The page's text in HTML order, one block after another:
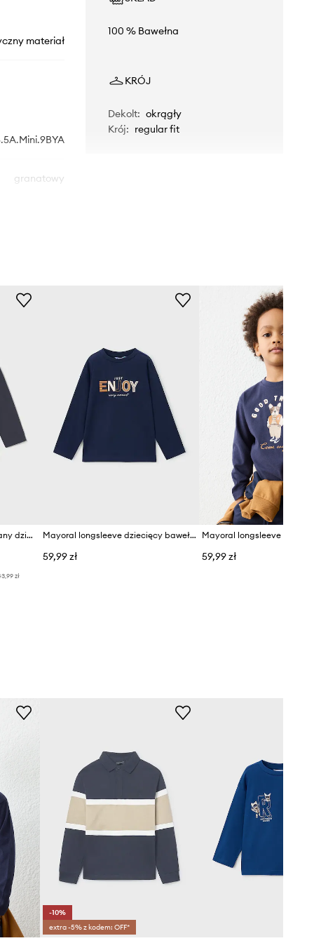
materiał
granatowy
100 % Bawełna
KRÓJ
Dekolt: okrągły
Krój: regular fit
Mayoral longsleeve bawełniany dziecięcy
zł
Mayoral longsleeve dziecięcy bawełniany
59,99 zł 59,99 zł
-10%
extra -5% z kodem: OFF*